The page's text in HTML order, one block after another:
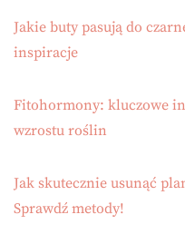
Jakie buty pasują do
inspiracje
Fitohormony: kluczowe
wzrostu roślin
Jak skutecznie usunąć
Sprawdź metody!